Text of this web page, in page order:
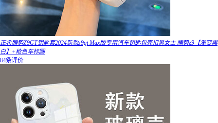
正希腾势Z9GT钥匙套2024新款z9gt Max版专用汽车钥匙包壳扣男女士 腾势z9【渐变黑
白】+枪色车标圆
84条评价